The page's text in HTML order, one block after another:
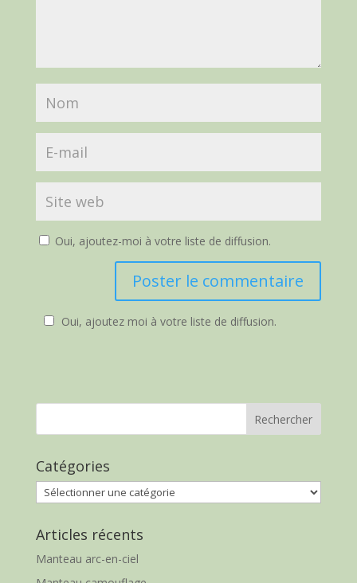
Oui, ajoutez-moi à votre liste de diffusion.
Oui, ajoutez moi à votre liste de diffusion.
Catégories
Catégories
Articles récents
Manteau arc-en-ciel